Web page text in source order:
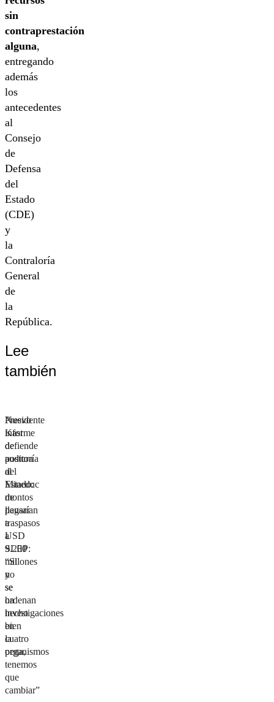
sin
contraprestación
alguna,
entregando
además
los
antecedentes
al
Consejo
de
Defensa
del
Estado
(CDE)
y
la
Contraloría
General
de
la
República.
Lee
también
Nuevo
informe
de
auditoría
al
Estado:
montos
llegarían
a
USD
9.200
millones
y
se
ordenan
investigaciones
en
cuatro
organismos
Presidente
Kast
defiende
postura
del
Mineduc
de
pausar
traspasos
a
SLEP:
“Si
no
se
ha
hecho
bien
la
pega,
tenemos
que
cambiar”